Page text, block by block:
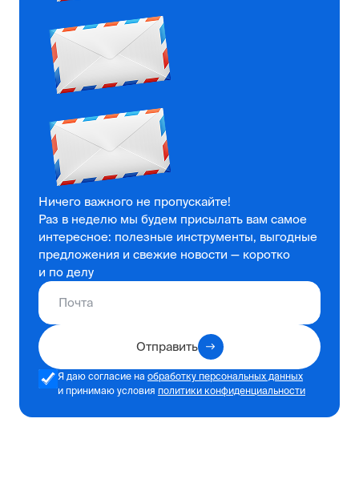
Ничего важного не пропускайте!
Раз в неделю мы будем присылать вам самое
интересное: полезные инструменты, выгодные
предложения и свежие новости — коротко
и по делу
Отправить
Я даю согласие на обработку персональных данных
и принимаю условия политики конфиденциальности